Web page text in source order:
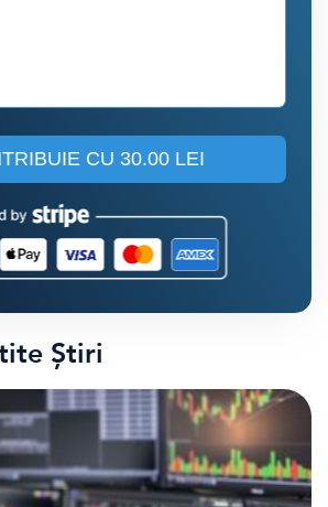
CU 30.00 LEI
Știri